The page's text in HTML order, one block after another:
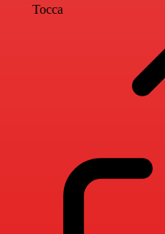
Tocca